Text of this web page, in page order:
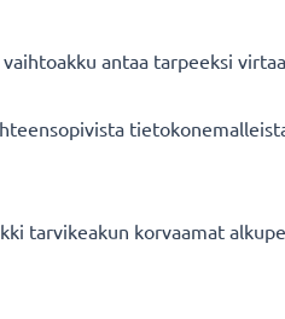
antaa tarpeeksi
tarvikeakun korvaamat